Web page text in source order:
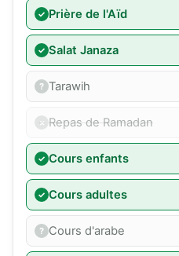
Prière de l'Aïd
Salat Janaza
Tarawih
Repas de Ramadan
Cours enfants
Cours adultes
Cours d'arabe